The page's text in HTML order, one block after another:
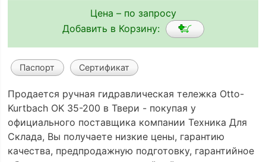
Цена – по запросу
Добавить в Корзину:
Паспорт Сертификат
Продается ручная гидравлическая тележка Otto-
Kurtbach OK 35-200 в Твери - покупая у
официального поставщика компании Техника Для
Склада, Вы получаете низкие цены, гарантию
качества, предпродажную подготовку, гарантийное